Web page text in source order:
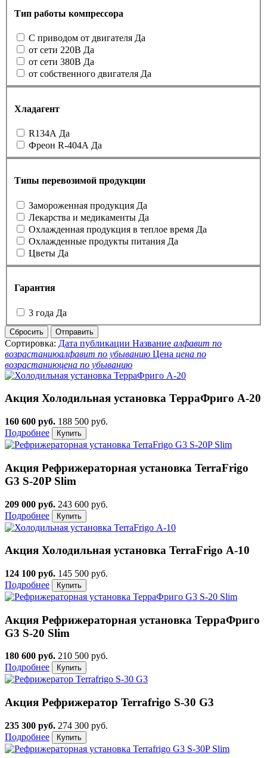
Тип работы компрессора
С приводом от двигателя Да
от сети 220В Да
от сети 380В Да
от собственного двигателя Да
Хладагент
R134A Да
Фреон R-404А Да
Типы перевозимой продукции
Замороженная продукция Да
Лекарства и медикаменты Да
Охлажденная продукция в теплое время Да
Охлажденные продукты питания Да
Цветы Да
Гарантия
3 года Да
Сбросить Отправить
Сортировка: Дата публикации Название алфавит по
возрастаниюалфавит по убыванию Цена цена по
возрастаниюцена по убыванию
Акция Холодильная установка ТерраФриго А-20
160 600 руб. 188 500 руб.
Подробнее
Акция Рефрижераторная установка TerraFrigo
G3 S-20P Slim
209 000 руб. 243 600 руб.
Подробнее
Акция Холодильная установка TerraFrigo А-10
124 100 руб. 145 500 руб.
Подробнее
Акция Рефрижераторная установка ТерраФриго
G3 S-20 Slim
180 600 руб. 210 500 руб.
Подробнее
Акция Рефрижератор Terrafrigo S-30 G3
235 300 руб. 274 300 руб.
Подробнее